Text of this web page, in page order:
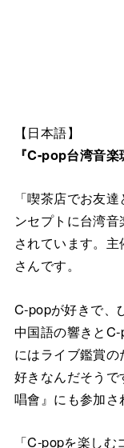
【日本語】
『C-pop台湾音楽
「喫茶店でお友
ンセプトに台湾
されています。
さんです。
C-popが好きで、
中国語の響きと
にはライブ鑑賞
好きなんだそう
唱會』にも参加さ
「C-popを楽し